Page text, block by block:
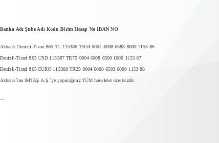
Banka Adı Şube Adı Kodu Birim Hesap No IBAN NO
Akbank Denizli-Ticari 865 TL 115386 TR54 0004 6008 6588 8000 1153 86
Denizli-Ticari 865 USD 115387 TR75 0004 6008 6500 1000 1153 87
Denizli-Ticari 865 EURO 115388 TR25 0004 6008 6503 6000 1153 88
Akbank´tan İMTAŞ A.Ş.´ye yapacağınız TÜM havaleler ücretsizdir.